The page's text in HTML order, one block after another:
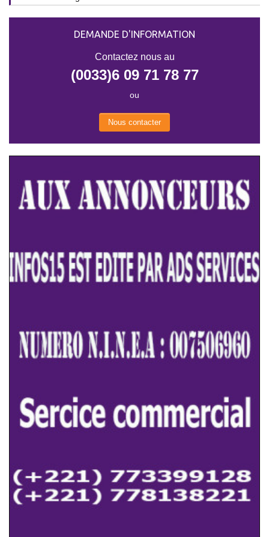
DEMANDE D'INFORMATION
Contactez nous au
(0033)6 09 71 78 77
ou
Nous contacter